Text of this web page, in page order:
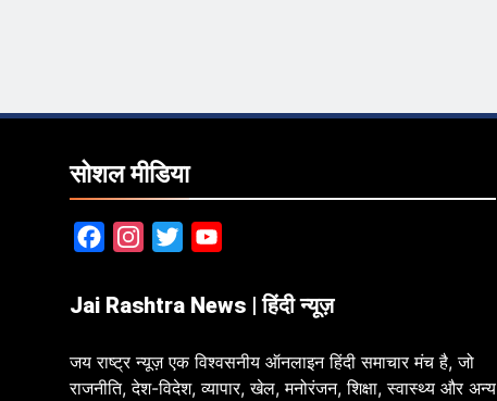
सोशल मीडिया
FacebookInstagram
Twitter
Jai Rashtra News | हिंदी न्यूज़
जय राष्ट्र न्यूज़ एक विश्वसनीय ऑनलाइन हिंदी समाचार मंच है, जो
राजनीति, देश-विदेश, व्यापार, खेल, मनोरंजन, शिक्षा, स्वास्थ्य और अन्य